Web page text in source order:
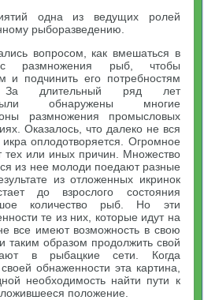
одна из ведущих ролей
рыборазведению.
вопросом, как вмешаться в
размножения рыб, чтобы
и подчинить его потребностям
За длительный ряд лет
обнаружены многие
размножения промысловых
Оказалось, что далеко не вся
оплодотворяется. Огромное
тех или иных причин. Множество
из нее молоди поедают разные
из отложенных икринок
до взрослого состояния
количество рыб. Но эти
те из них, которые идут на
все имеют возможность в свою
таким образом продолжить свой
в рыбацкие сети. Когда
обнаженности эта картина,
необходимость найти пути к
положение.